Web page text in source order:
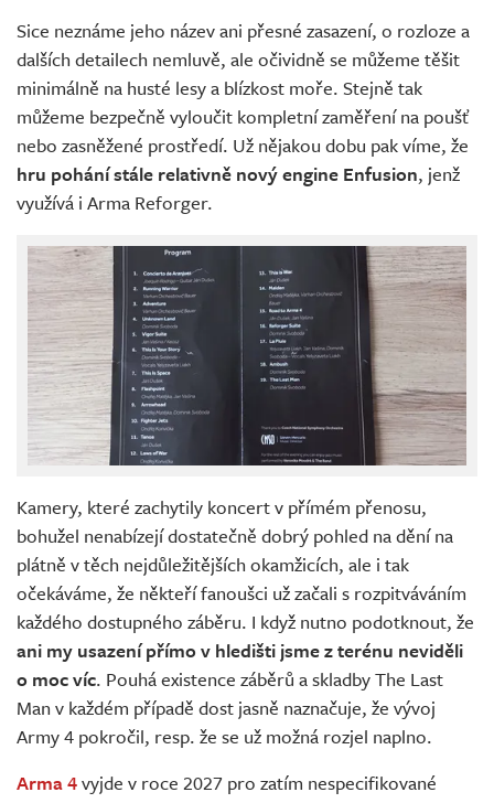
Sice neznáme jeho název ani přesné zasazení, o rozloze a
dalších detailech nemluvě, ale očividně se můžeme těšit
minimálně na husté lesy a blízkost moře. Stejně tak
můžeme bezpečně vyloučit kompletní zaměření na poušť
nebo zasněžené prostředí. Už nějakou dobu pak víme, že
hru pohání stále relativně nový engine Enfusion, jenž
využívá i Arma Reforger.
Kamery, které zachytily koncert v přímém přenosu,
bohužel nenabízejí dostatečně dobrý pohled na dění na
plátně v těch nejdůležitějších okamžicích, ale i tak
očekáváme, že někteří fanoušci už začali s rozpitváváním
každého dostupného záběru. I když nutno podotknout, že
ani my usazení přímo v hledišti jsme z terénu neviděli
o moc víc. Pouhá existence záběrů a skladby The Last
Man v každém případě dost jasně naznačuje, že vývoj
Army 4 pokročil, resp. že se už možná rozjel naplno.
Arma 4vyjde v roce 2027 pro zatím nespecifikované